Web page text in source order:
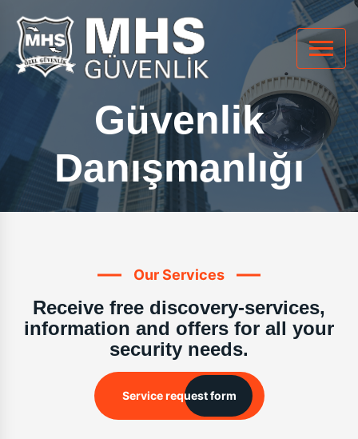
Güvenlik
Danışmanlığı
Our Services
Receive free discovery-services,
information and offers for all your
security needs.
Service request form